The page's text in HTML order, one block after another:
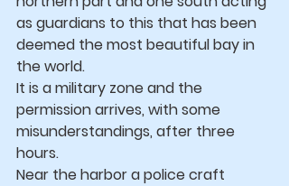
as guardians to this that has been
deemed the most beautiful bay in
the world.
It is a military zone and the
permission arrives, with some
misunderstandings, after three
hours.
Near the harbor a police craft